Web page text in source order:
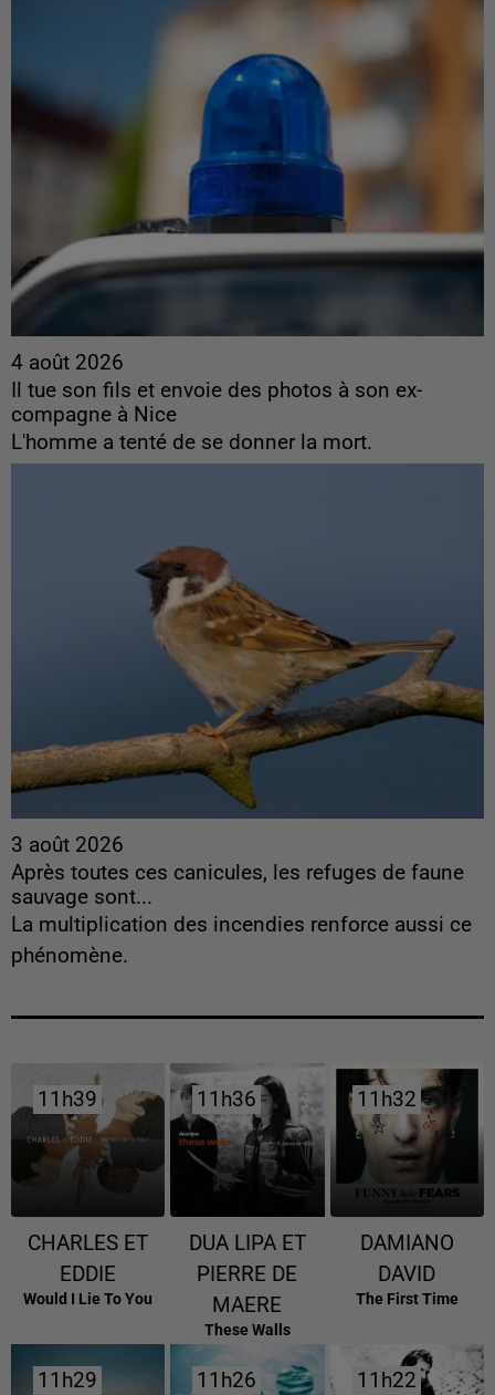
4 août 2026
Il tue son fils et envoie des photos à son ex-
compagne à Nice
L'homme a tenté de se donner la mort.
3 août 2026
Après toutes ces canicules, les refuges de faune
sauvage sont...
La multiplication des incendies renforce aussi ce
phénomène.
11h39
11h39
CHARLES ET
EDDIE
Would I Lie To You
11h36
11h36
DUA LIPA ET
PIERRE DE
MAERE
These Walls
11h32
11h32
DAMIANO
DAVID
The First Time
11h29
11h29 11h26
11h26 11h22
11h22